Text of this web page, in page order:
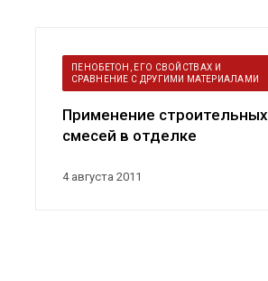
4 августа 2011
ПЕНОБЕТОН, ЕГО СВОЙСТВАХ И
СРАВНЕНИЕ С ДРУГИМИ МАТЕРИАЛАМИ
Применение строительных
смесей в отделке